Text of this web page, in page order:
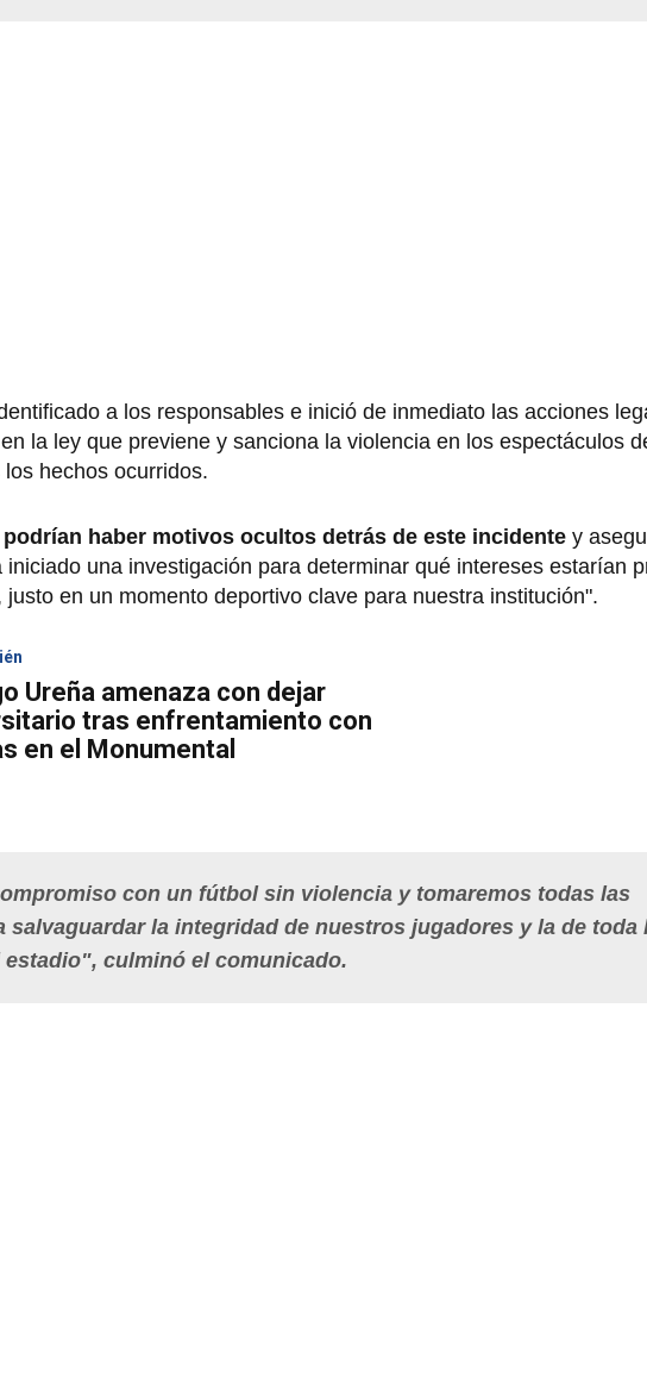
a los responsables e inició de inmediato las acciones
la ley que previene y sanciona la violencia en los espectáculos
hechos ocurridos.
podrían haber motivos ocultos detrás de este incidente y
iniciado una investigación para determinar qué intereses estarían
en un momento deportivo clave para nuestra institución".
Ureña amenaza con dejar
tras enfrentamiento con
en el Monumental
con un fútbol sin violencia y tomaremos todas las
salvaguardar la integridad de nuestros jugadores y la de toda
culminó el comunicado.